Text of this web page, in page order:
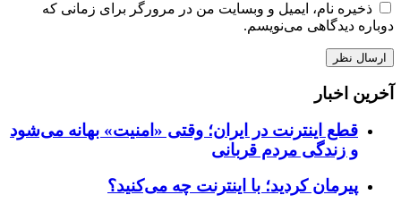
ذخیره نام، ایمیل و وبسایت من در مرورگر برای زمانی که
دوباره دیدگاهی می‌نویسم.
آخرین اخبار
قطع اینترنت در ایران؛ وقتی «امنیت» بهانه می‌شود
و زندگی مردم قربانی
پیرمان کردید؛ با اینترنت چه می‌کنید؟